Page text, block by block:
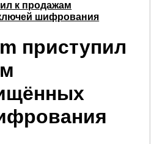
к продажам
шифрования
приступил